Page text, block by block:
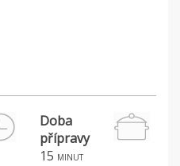
Doba
přípravy
15 minut